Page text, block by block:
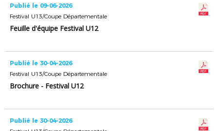
Publié le 09-06-2026
Festival U13/Coupe Départementale
Feuille d'équipe Festival U12
Publié le 30-04-2026
Festival U13/Coupe Départementale
Brochure - Festival U12
Publié le 30-04-2026